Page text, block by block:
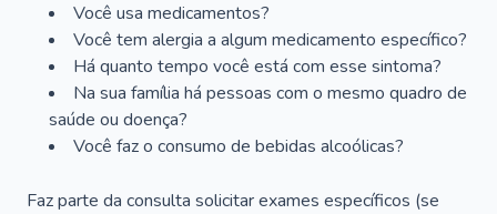
Você usa medicamentos?
Você tem alergia a algum medicamento específico?
Há quanto tempo você está com esse sintoma?
Na sua família há pessoas com o mesmo quadro de
saúde ou doença?
Você faz o consumo de bebidas alcoólicas?
Faz parte da consulta solicitar exames específicos (se